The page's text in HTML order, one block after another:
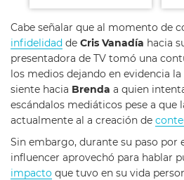
Cabe señalar que al momento de
infidelidad de Cris Vanadía hacia
presentadora de TV tomó una
los medios dejando en evidencia
siente hacia Brenda a quien
escándalos mediáticos pese a que
actualmente al a creación de
Sin embargo, durante su paso por
influencer aprovechó para hablar
impacto que tuvo en su vida